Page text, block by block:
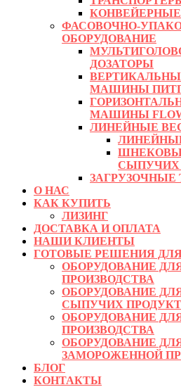
ФАСОВОЧНО-
ОБОРУДОВАНИЕ
ДОЗАТОРЫ
МАШИНЫ
МАШИНЫ
ЛИНЕЙНЫЕ
СЫПУЧИХ
ЗАГРУЗОЧНЫЕ
О НАС
КАК КУПИТЬ
ЛИЗИНГ
ДОСТАВКА И ОПЛАТА
НАШИ КЛИЕНТЫ
ГОТОВЫЕ РЕШЕНИЯ
ОБОРУДОВАНИЕ
ПРОИЗВОДСТВА
ОБОРУДОВАНИЕ
СЫПУЧИХ
ОБОРУДОВАНИЕ
ПРОИЗВОДСТВА
ОБОРУДОВАНИЕ
ЗАМОРОЖЕННОЙ
БЛОГ
КОНТАКТЫ